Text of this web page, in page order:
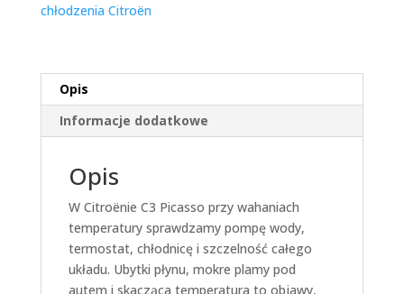
chłodzenia Citroën
Opis
Informacje dodatkowe
Opis
W Citroënie C3 Picasso przy wahaniach
temperatury sprawdzamy pompę wody,
termostat, chłodnicę i szczelność całego
układu. Ubytki płynu, mokre plamy pod
autem i skacząca temperatura to objawy,